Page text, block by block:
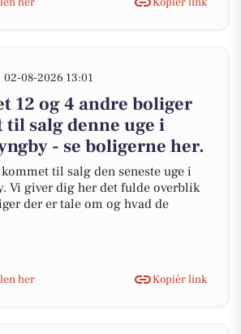
02-08-2026 13:01
12 og 4 andre boliger
salg denne uge i
- se boligerne her.
til salg den seneste uge i
Vi giver dig her det fulde overblik
der er tale om og hvad de
her
Kopiér link